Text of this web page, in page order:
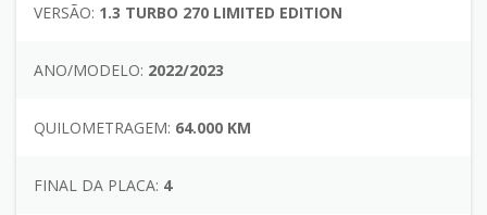
VERSÃO: 1.3 TURBO 270 LIMITED EDITION
ANO/MODELO: 2022/2023
QUILOMETRAGEM: 64.000 KM
FINAL DA PLACA: 4